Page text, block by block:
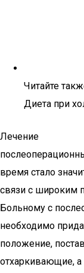
Читайте
Диета при
Лечение
время стало
связи с широким
Больному с
необходимо
положение,
отхаркивающие,